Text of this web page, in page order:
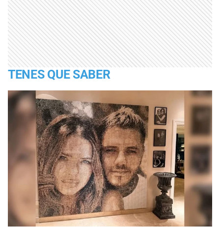
TENES QUE SABER